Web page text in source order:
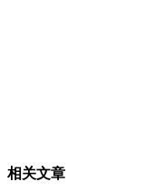
相关文章